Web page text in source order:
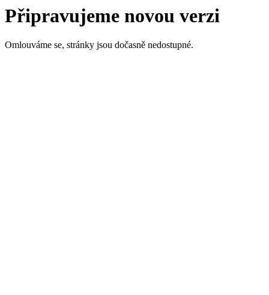
Připravujeme novou verzi
Omlouváme se, stránky jsou dočasně nedostupné.